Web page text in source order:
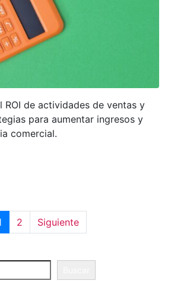
ROI de actividades de ventas y
para aumentar ingresos y
comercial.
2 Siguiente